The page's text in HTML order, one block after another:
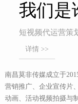
我们是
短视频代运营策
详情 >>
南昌莫非传媒成立于
营销推广、企业宣传片
动画、活动视频拍摄与